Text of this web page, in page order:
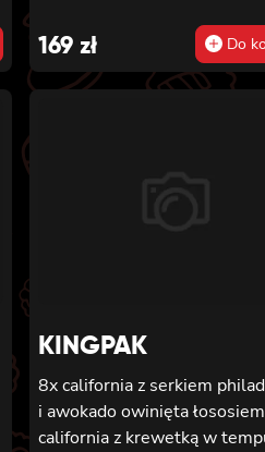
pieczonym, serkiem
sosem teriyaki, sezamem,
awokado, ogórkiem i kanpyo
169 zł Do
KINGPAK
8x california z serkiem
i awokado owinięta
california z krewetką w